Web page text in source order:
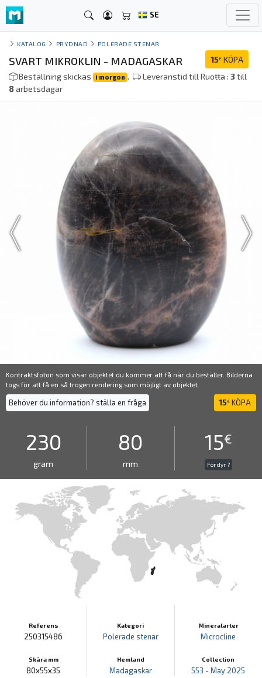
SE
KATALOG PRYDNAD POLERADE STENAR
15€ KÖPA
SVART MIKROKLIN - MADAGASKAR
Beställning skickas i morgon . Leveranstid till Ruoŧŧa :3till
8arbetsdagar
Kontraktsfoton som visar objektet du kommer att få när du beställer. Bilderna
togs för att få en så trogen rendering som möjligt av objektet.
Behöver du information? ställa en fråga 15€ KÖPA
230
gram
80
mm
15€
För dyr ?
Referens
250315486
Skära mm
80x55x35
Kategori
Polerade stenar
Hemland
Madagaskar
Mineralarter
Microcline
Collection
553 - May 2025